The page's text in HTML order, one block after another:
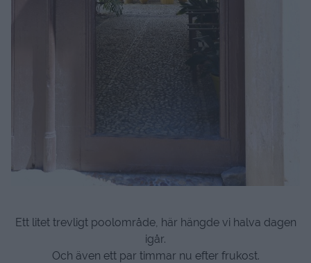
Ett litet trevligt poolområde, här hängde vi halva dagen
igår.
Och även ett par timmar nu efter frukost.